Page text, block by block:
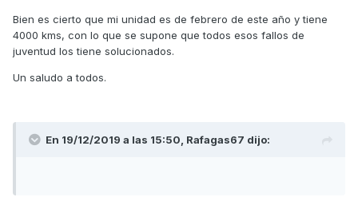
* El reloj central del "maravilloso" Nodooe se apaga los días
de frío después de un minuto funcionando más o
menos.......aún no me han contestado de esta......pero me
* Un relé que hacía que se gastara la bartería en parado
Bien es cierto que mi unidad es de febrero de este año y tiene
4000 kms, con lo que se supone que todos esos fallos de
juventud los tiene solucionados.
Un saludo a todos.
En 19/12/2019 a las 15:50, Rafagas67 dijo: